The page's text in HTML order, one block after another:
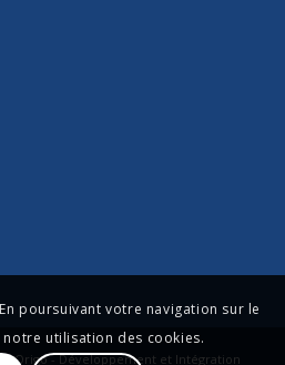
Origo - Développement et Intégration
poursuivant votre navigation sur le
notre utilisation des cookies.